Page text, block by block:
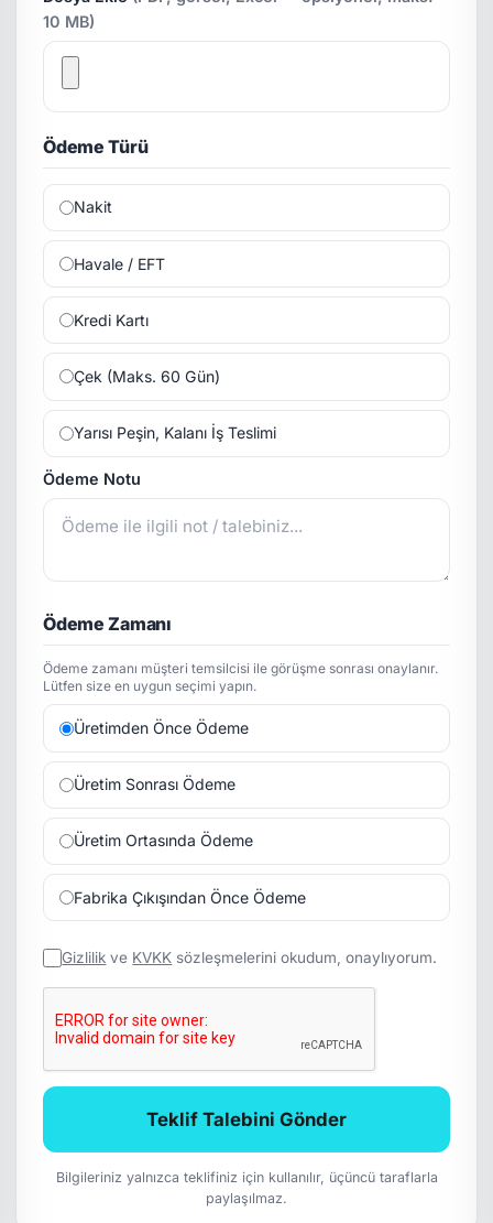
10 MB)
Ödeme Türü
Nakit
Havale / EFT
Kredi Kartı
Çek (Maks. 60 Gün)
Yarısı Peşin, Kalanı İş Teslimi
Ödeme Notu
Ödeme Zamanı
Ödeme zamanı müşteri temsilcisi ile görüşme sonrası onaylanır.
Lütfen size en uygun seçimi yapın.
Üretimden Önce Ödeme
Üretim Sonrası Ödeme
Üretim Ortasında Ödeme
Fabrika Çıkışından Önce Ödeme
Gizlilik ve KVKK sözleşmelerini okudum, onaylıyorum.
Teklif Talebini Gönder
Bilgileriniz yalnızca teklifiniz için kullanılır, üçüncü taraflarla
paylaşılmaz.